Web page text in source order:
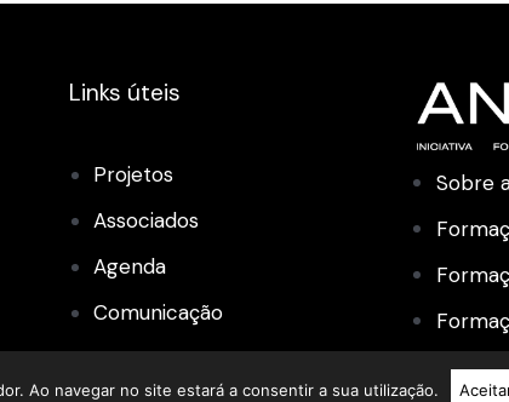
Links úteis
Projetos
Associados
Agenda
Comunicação
Contactos
Sobre
Ao navegar no site estará a consentir a sua utilização.